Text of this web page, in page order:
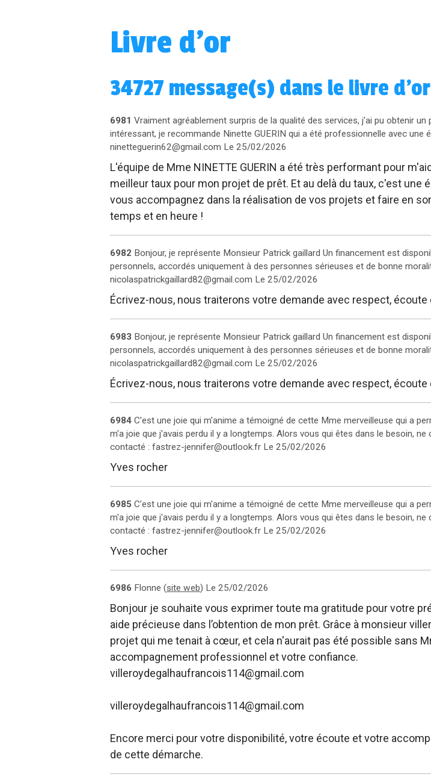
Livre d'or
34727 message(s) dans le livre d'or
6981 Vraiment agréablement surpris de la qualité des services, j'ai pu obtenir un
intéressant, je recommande Ninette GUERIN qui a été professionnelle avec une
ninetteguerin62@gmail.com Le 25/02/2026
L'équipe de Mme NINETTE GUERIN a été très performant pour
meilleur taux pour mon projet de prêt. Et au delà du taux, c'est une
vous accompagnez dans la réalisation de vos projets et faire en
temps et en heure !
6982 Bonjour, je représente Monsieur Patrick gaillard Un financement est
personnels, accordés uniquement à des personnes sérieuses et de bonne
nicolaspatrickgaillard82@gmail.com Le 25/02/2026
Écrivez-nous, nous traiterons votre demande avec respect, écoute
6983 Bonjour, je représente Monsieur Patrick gaillard Un financement est
personnels, accordés uniquement à des personnes sérieuses et de bonne
nicolaspatrickgaillard82@gmail.com Le 25/02/2026
Écrivez-nous, nous traiterons votre demande avec respect, écoute
6984 C’est une joie qui m'anime a témoigné de cette Mme merveilleuse qui a
m'a joie que j'avais perdu il y a longtemps. Alors vous qui êtes dans le besoin, ne
contacté : fastrez-jennifer@outlook.fr Le 25/02/2026
Yves rocher
6985 C’est une joie qui m'anime a témoigné de cette Mme merveilleuse qui a
m'a joie que j'avais perdu il y a longtemps. Alors vous qui êtes dans le besoin, ne
contacté : fastrez-jennifer@outlook.fr Le 25/02/2026
Yves rocher
6986 Flonne (site web) Le 25/02/2026
Bonjour je souhaite vous exprimer toute ma gratitude pour votre
aide précieuse dans l’obtention de mon prêt. Grâce à monsieur
projet qui me tenait à cœur, et cela n'aurait pas été possible sans
accompagnement professionnel et votre confiance.
villeroydegalhaufrancois114@gmail.com
villeroydegalhaufrancois114@gmail.com
Encore merci pour votre disponibilité, votre écoute et votre
de cette démarche.